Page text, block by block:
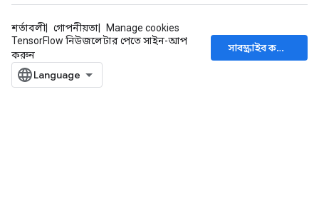
শর্তাবলী গোপনীয়তা
Manage cookies
TensorFlow নিউজলেটার পেতে সাইন-আপ
করুন
সাবস্ক্রাইব করুন